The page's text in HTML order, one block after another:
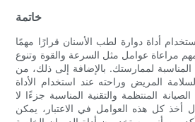
خاتمة
أداة دوارة لطب الأسنان قرارًا مهمًا
مراعاة عوامل مثل السرعة والقوة وتنوع
المناسبة لممارستك. بالإضافة إلى ذلك، من
المريض وراحته عند استخدام الأداة
المنتظمة والتقنية المناسبة جزءًا لا
أخذ كل هذه العوامل في الاعتبار، يمكن